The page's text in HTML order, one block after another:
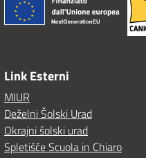
Link Esterni
MIUR
Deželni Šolski Urad
Okrajni šolski urad
Spletišče Scuola in Chiaro